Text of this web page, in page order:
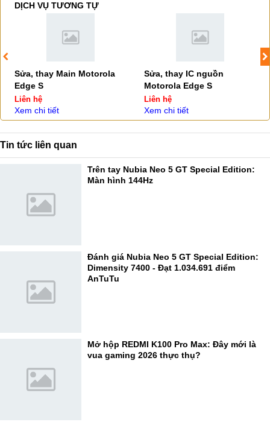
DỊCH VỤ TƯƠNG TỰ
Sửa, thay Main Motorola
Edge S
Liên hệ
Xem chi tiết
Sửa, thay IC nguồn
Motorola Edge S
Liên hệ
Xem chi tiết
Tin tức liên quan
Trên tay Nubia Neo 5 GT Special Edition:
Màn hình 144Hz
Đánh giá Nubia Neo 5 GT Special Edition:
Dimensity 7400 - Đạt 1.034.691 điểm
AnTuTu
Mở hộp REDMI K100 Pro Max: Đây mới là
vua gaming 2026 thực thụ?